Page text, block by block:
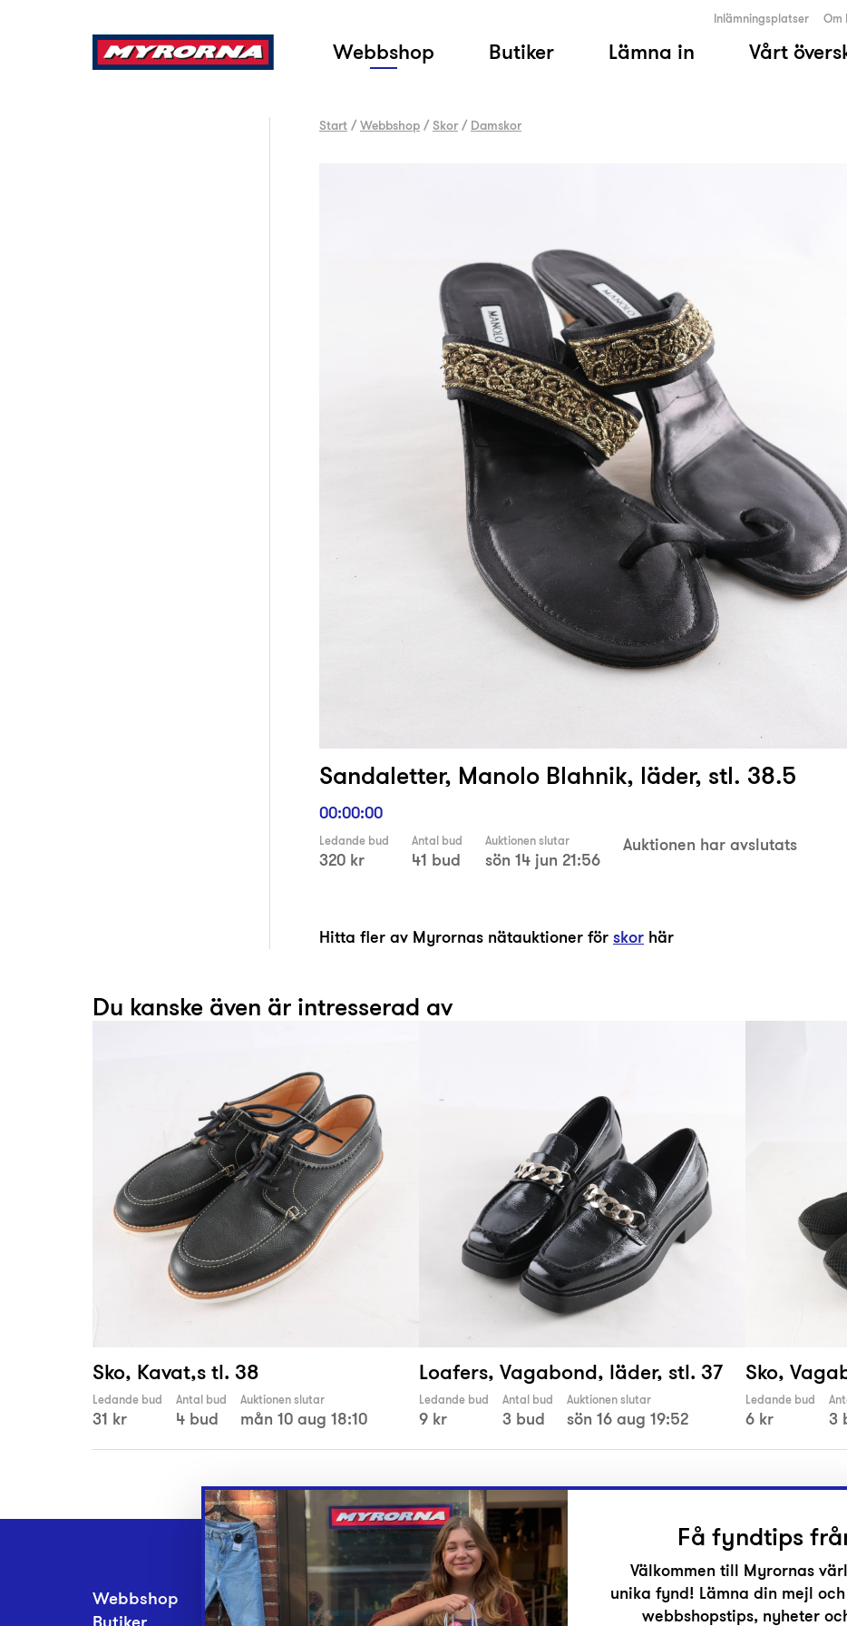
Webbshop Butiker Lämna in Vårt
Inlämningsplatser Om
Start /Webbshop /Skor / Damskor
Sandaletter, Manolo Blahnik, läder, stl. 38.5
00:00:00
Ledande bud
320 kr
Antal bud
41 bud
Auktionen slutar
sön 14 jun 21:56
Auktionen har avslutats
Hitta fler av Myrornas nätauktioner förskor här
Du kanske även är intresserad av
Sko, Kavat,s tl. 38
Ledande bud
31 kr
Antal bud
4 bud
Auktionen slutar
mån 10 aug 18:10
Loafers, Vagabond, läder, stl. 37
Ledande bud
9 kr
Antal bud
3 bud
Auktionen slutar
sön 16 aug 19:52
Sko,
Ledande bud
6 kr 3
Webbshop
Inlämningsplatser
Få fyndtips
Välkommen till Myrornas
unika fynd! Lämna din mejl
webbshopstips, nyheter